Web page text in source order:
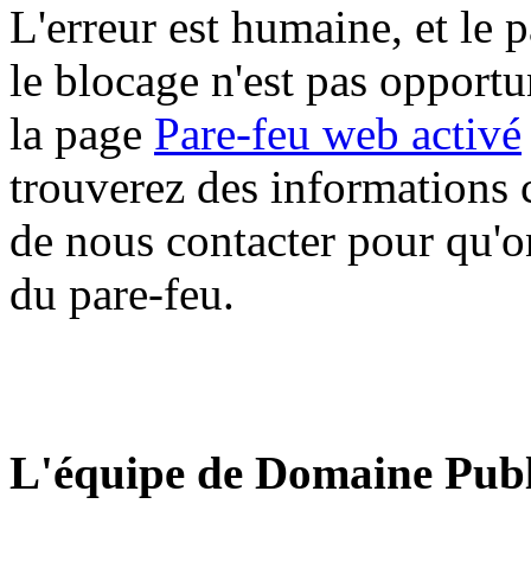
L'erreur est humaine, et le
le blocage n'est pas
la page Pare-feu web activé
trouverez des informations
de nous contacter pour
du pare-feu.
L'équipe de Domaine